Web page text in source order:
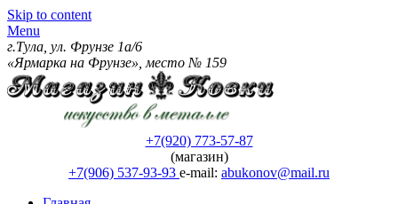
Skip to content
Menu
г.Тула, ул. Фрунзе 1а/6
«Ярмарка на Фрунзе», место № 159
+7(920) 773-57-87
(магазин)
+7(906) 537-93-93 e-mail: abukonov@mail.ru